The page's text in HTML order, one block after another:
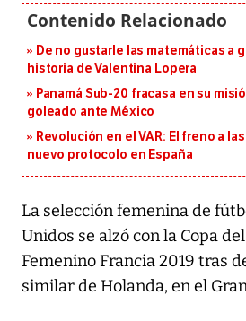
De no gustarle las matemáticas a
historia de Valentina Lopera
Panamá Sub-20 fracasa en su
goleado ante México
Revolución en el VAR: El freno a
nuevo protocolo en España
La selección femenina de
Unidos se alzó con la Copa
Femenino Francia 2019 tras
similar de Holanda, en el